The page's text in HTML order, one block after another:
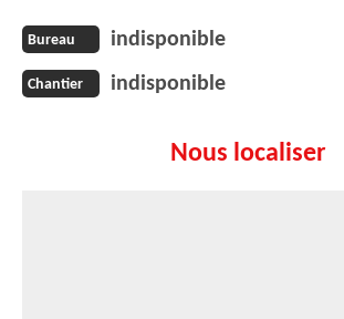
Bureau indisponible
Chantier indisponible
Nous localiser